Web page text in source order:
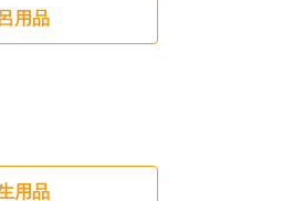
用品
用品